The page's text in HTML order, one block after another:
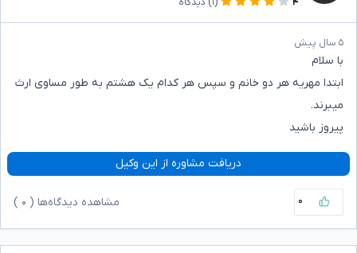
۵ سال پیش
با سلام
ابتدا مهریه هر دو خانم و سپس هر کدام یک هشتم به طور مساوی ارث
میبرند.
پیروز باشید
دریافت مشاوره از این وکیل
۰ مشاهده دیدگاه‌ها ( ۰